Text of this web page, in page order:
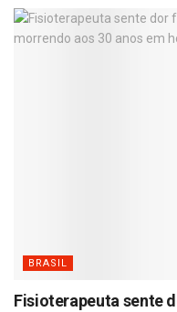
BRASIL
Fisioterapeuta sente